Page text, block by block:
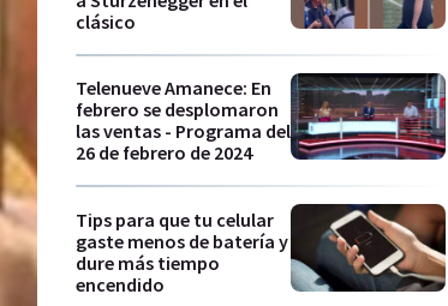
clásico
Telenueve Amanece: En
febrero se desplomaron
las ventas - Programa del
26 de febrero de 2024
Tips para que tu celular
gaste menos de batería y
dure más tiempo
encendido